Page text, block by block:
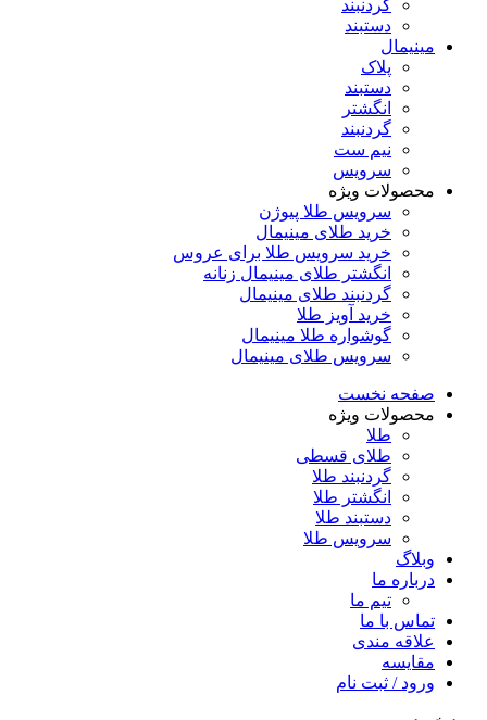
گردنبند
دستبند
مینیمال
پلاک
دستبند
انگشتر
گردنبند
نیم ست
سرویس
محصولات ویژه
سرویس طلا پیوژن
خرید طلای مینیمال
خرید سرویس طلا برای عروس
انگشتر طلای مینیمال زنانه
گردنبند طلای مینیمال
خرید آویز طلا
گوشواره طلا مینیمال
سرویس طلای مینیمال
صفحه نخست
محصولات ویژه
طلا
طلای قسطی
گردنبند طلا
انگشتر طلا
دستبند طلا
سرویس طلا
وبلاگ
درباره ما
تیم ما
تماس با ما
علاقه مندی
مقایسه
ورود / ثبت نام